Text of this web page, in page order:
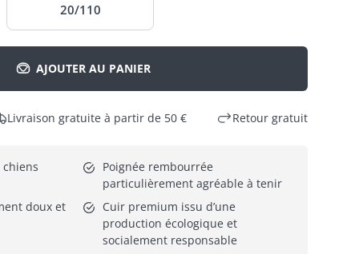
20/110
AJOUTER AU PANIER
Livraison gratuite à partir de 50 € Retour gratuit
Poignée rembourrée
particulièrement agréable à tenir
doux et
Cuir premium issu d’une
production écologique et
socialement responsable